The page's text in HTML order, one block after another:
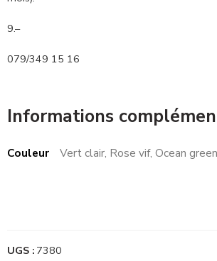
9.–
079/349 15 16
Informations
Couleur Vert clair, Rose vif, Ocean green
UGS : 7380